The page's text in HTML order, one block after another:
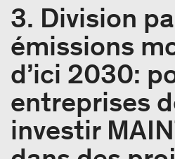
3. Division
émissions
d’ici 2030:
entreprises
investir